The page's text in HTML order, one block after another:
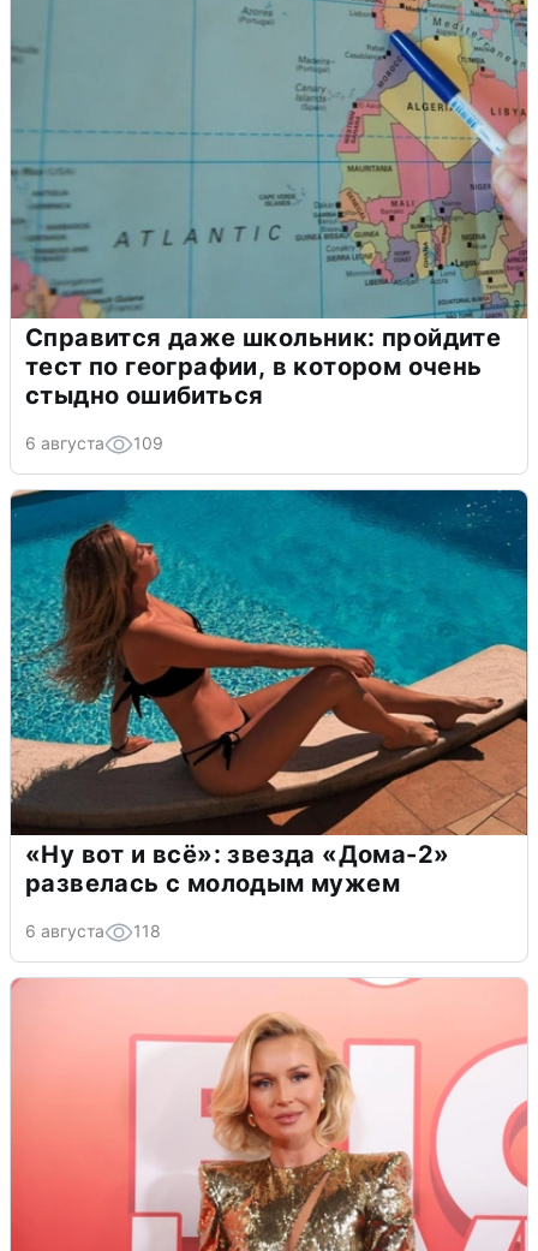
Справится даже школьник: пройдите
тест по географии, в котором очень
стыдно ошибиться
6 августа 109
«Ну вот и всё»: звезда «Дома-2»
развелась с молодым мужем
6 августа 118